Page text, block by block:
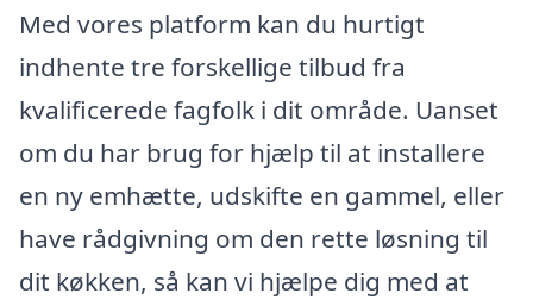
Med vores platform kan du hurtigt
indhente tre forskellige tilbud fra
kvalificerede fagfolk i dit område. Uanset
om du har brug for hjælp til at installere
en ny emhætte, udskifte en gammel, eller
have rådgivning om den rette løsning til
dit køkken, så kan vi hjælpe dig med at